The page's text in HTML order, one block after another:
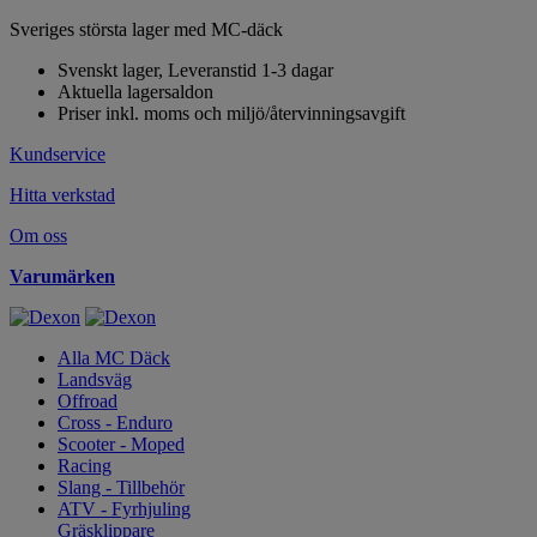
Sveriges största lager med MC-däck
Svenskt lager, Leveranstid 1-3 dagar
Aktuella lagersaldon
Priser inkl. moms och miljö/återvinningsavgift
Kundservice
Hitta verkstad
Om oss
Varumärken
Alla MC Däck
Landsväg
Offroad
Cross - Enduro
Scooter - Moped
Racing
Slang - Tillbehör
ATV - Fyrhjuling
Gräsklippare